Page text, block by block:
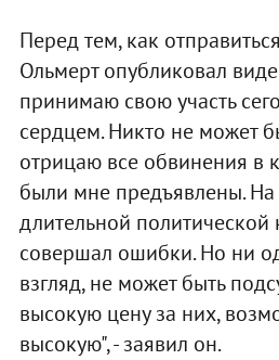
Перед тем, как
Ольмерт опубликовал
принимаю свою участь
сердцем. Никто не может
отрицаю все обвинения в
были мне предъявлены.
длительной политической
совершал ошибки. Но ни
взгляд, не может быть
высокую цену за них,
высокую", - заявил он.